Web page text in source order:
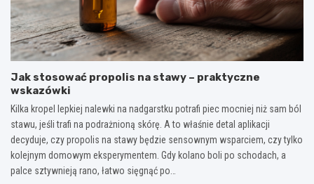
Jak stosować propolis na stawy – praktyczne
wskazówki
Kilka kropel lepkiej nalewki na nadgarstku potrafi piec mocniej niż sam ból
stawu, jeśli trafi na podrażnioną skórę. A to właśnie detal aplikacji
decyduje, czy propolis na stawy będzie sensownym wsparciem, czy tylko
kolejnym domowym eksperymentem. Gdy kolano boli po schodach, a
palce sztywnieją rano, łatwo sięgnąć po…